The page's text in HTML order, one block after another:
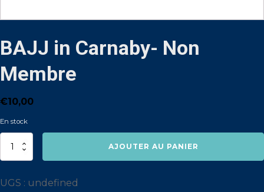
BAJJ in Carnaby- Non
Membre
€10,00
En stock
quantité
BAJJ
Non
AJOUTER AU PANIER
UGS : undefined